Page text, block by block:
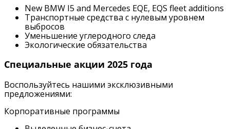
New BMW I5 and Mercedes EQE, EQS fleet additions
Транспортные средства с нулевым уровнем
выбросов
Уменьшение углеродного следа
Экологические обязательства
Специальные акции 2025 года
Воспользуйтесь нашими эксклюзивными
предложениями:
Корпоративные программы